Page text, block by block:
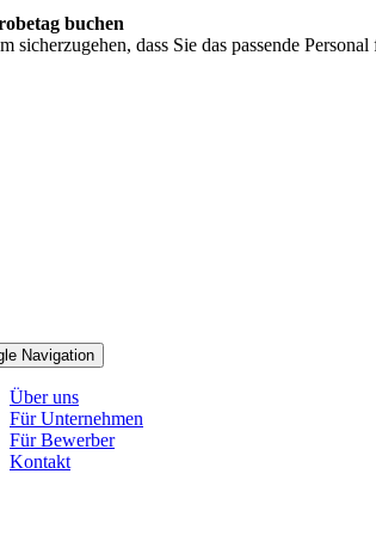
Navigation
Über uns
Für Unternehmen
Für Bewerber
Kontakt
buchen
sicherzugehen, dass Sie das passende